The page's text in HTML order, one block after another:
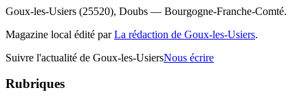
Goux-les-Usiers (25520), Doubs — Bourgogne-Franche-Comté.
Magazine local édité parLa rédaction de Goux-les-Usiers.
Suivre l'actualité de Goux-les-UsiersNous écrire
Rubriques